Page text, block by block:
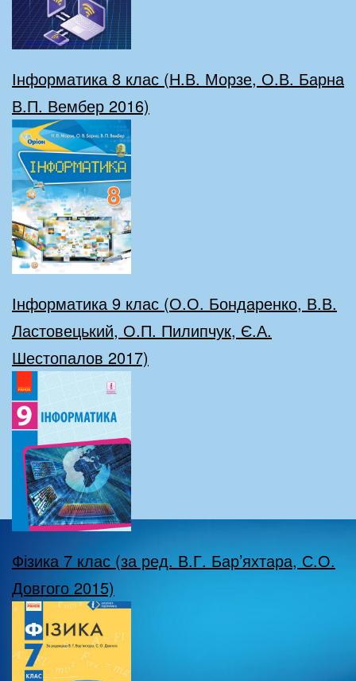
Інформатика 8 клас (Н.В. Морзе, О.В. Барна
В.П. Вембер 2016)
Інформатика 9 клас (О.О. Бондаренко, В.В.
Ластовецький, О.П. Пилипчук, Є.А.
Шестопалов 2017)
Фізика 7 клас (за ред. В.Г. Бар’яхтара, С.О.
Довгого 2015)